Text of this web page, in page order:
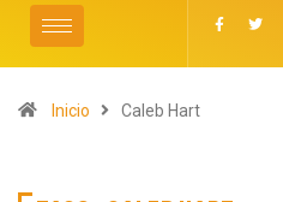
Inicio Caleb Hart